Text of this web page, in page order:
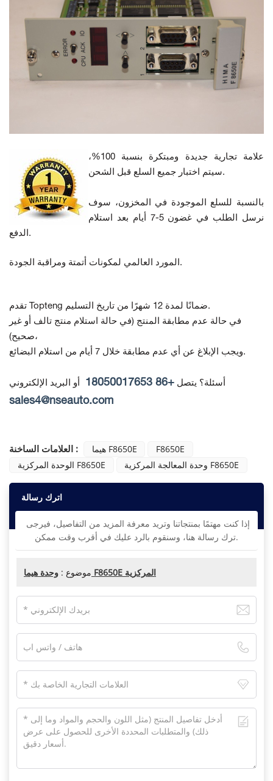
علامة تجارية جديدة ومبتكرة بنسبة 100%،
سيتم اختبار جميع السلع قبل الشحن.
بالنسبة للسلع الموجودة في المخزون، سوف
نرسل الطلب في غضون 5-7 أيام بعد استلام
الدفع.
المورد العالمي لمكونات أتمتة ومراقبة الجودة.
تقدم Topteng ضمانًا لمدة 12 شهرًا من تاريخ التسليم.
في حالة عدم مطابقة المنتج (في حالة استلام منتج تالف أو غير
صحيح)،
ويجب الإبلاغ عن أي عدم مطابقة خلال 7 أيام من استلام البضائع.
أسئلة؟ يتصل +86 18050017653 أو البريد الإلكتروني
sales4@nseauto.com
العلامات الساخنة : هيما F8650E
F8650E
الوحدة المركزية F8650E
وحدة المعالجة المركزية F8650E
اترك رسالة
ترك رسالة هنا، وسنقوم بالرد عليك في أقرب وقت ممكن.
موضوع : وحدة هيما F8650E المركزية